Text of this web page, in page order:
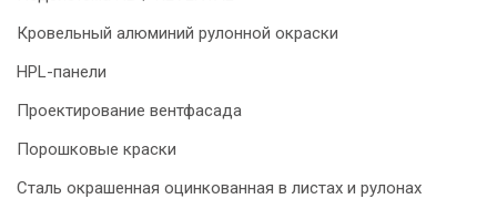
Кровельный алюминий рулонной окраски
HPL-панели
Проектирование вентфасада
Порошковые краски
Сталь окрашенная оцинкованная в листах и рулонах